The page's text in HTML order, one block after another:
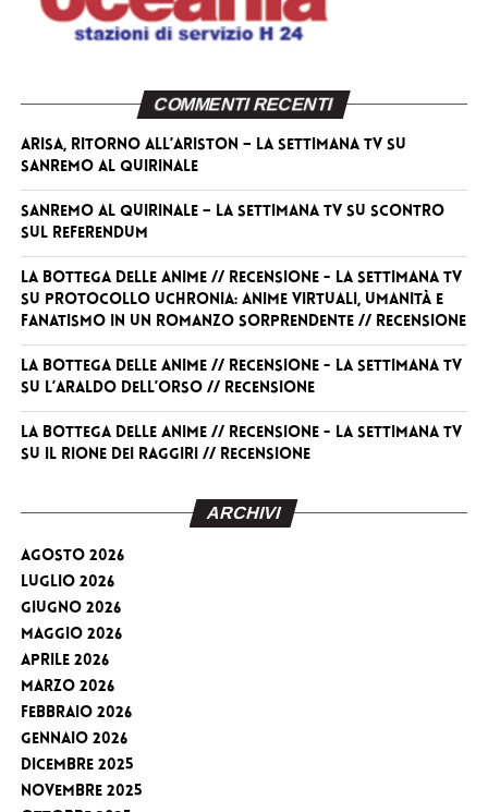
COMMENTI RECENTI
Arisa, ritorno all’Ariston – La Settimana TVsu
Sanremo al Quirinale
Sanremo al Quirinale – La Settimana TVsu Scontro
sul referendum
La Bottega delle Anime // RECENSIONE - La Settimana TV
su Protocollo Uchronia: anime virtuali, umanità e
fanatismo in un romanzo sorprendente // RECENSIONE
La Bottega delle Anime // RECENSIONE - La Settimana TV
su L’Araldo dell’Orso // RECENSIONE
La Bottega delle Anime // RECENSIONE - La Settimana TV
su Il Rione dei Raggiri // RECENSIONE
ARCHIVI
Agosto 2026
Luglio 2026
Giugno 2026
Maggio 2026
Aprile 2026
Marzo 2026
Febbraio 2026
Gennaio 2026
Dicembre 2025
Novembre 2025